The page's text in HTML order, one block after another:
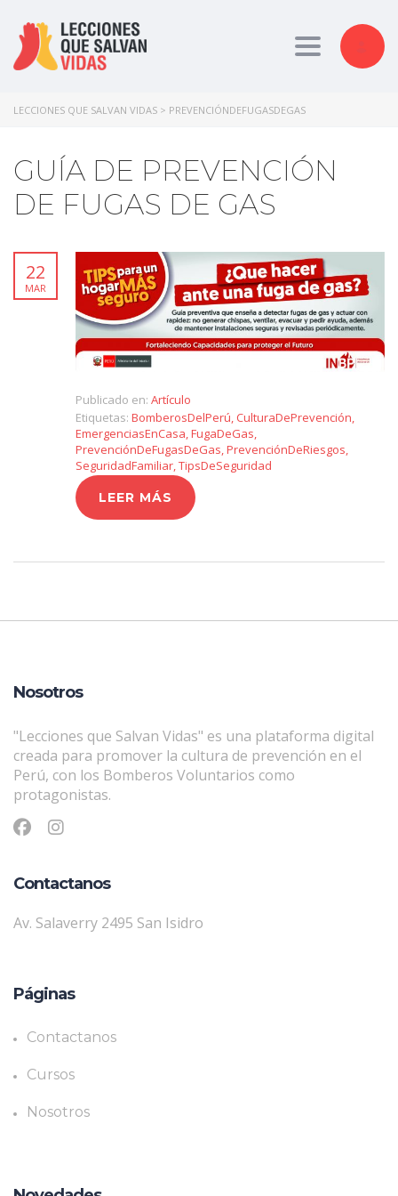
Toggle
LECCIONES QUE SALVAN VIDAS > PREVENCIÓNDEFUGASDEGAS
GUÍA DE PREVENCIÓN
DE FUGAS DE GAS
22
MAR
Publicado en: Artículo
Etiquetas: BomberosDelPerú, CulturaDePrevención,
EmergenciasEnCasa,FugaDeGas,
PrevenciónDeFugasDeGas,PrevenciónDeRiesgos,
SeguridadFamiliar,TipsDeSeguridad
LEER MÁS
Nosotros
"Lecciones que Salvan Vidas" es una plataforma digital
creada para promover la cultura de prevención en el
Perú, con los Bomberos Voluntarios como
protagonistas.
Contactanos
Av. Salaverry 2495 San Isidro
Páginas
Contactanos
Cursos
Nosotros